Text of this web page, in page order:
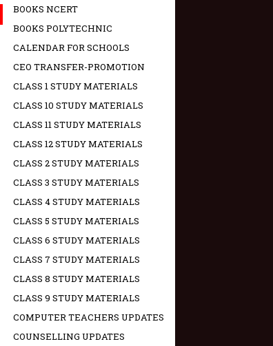
BOOKS NCERT
BOOKS POLYTECHNIC
CALENDAR FOR SCHOOLS
CEO TRANSFER-PROMOTION
CLASS 1 STUDY MATERIALS
CLASS 10 STUDY MATERIALS
CLASS 11 STUDY MATERIALS
CLASS 12 STUDY MATERIALS
CLASS 2 STUDY MATERIALS
CLASS 3 STUDY MATERIALS
CLASS 4 STUDY MATERIALS
CLASS 5 STUDY MATERIALS
CLASS 6 STUDY MATERIALS
CLASS 7 STUDY MATERIALS
CLASS 8 STUDY MATERIALS
CLASS 9 STUDY MATERIALS
COMPUTER TEACHERS UPDATES
COUNSELLING UPDATES